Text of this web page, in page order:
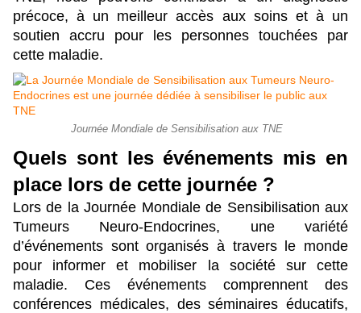
précoce, à un meilleur accès aux soins et à un
soutien accru pour les personnes touchées par
cette maladie.
Journée Mondiale de Sensibilisation aux TNE
Quels sont les événements mis en
place lors de cette journée ?
Lors de la Journée Mondiale de Sensibilisation aux
Tumeurs Neuro-Endocrines, une variété
d’événements sont organisés à travers le monde
pour informer et mobiliser la société sur cette
maladie. Ces événements comprennent des
conférences médicales, des séminaires éducatifs,